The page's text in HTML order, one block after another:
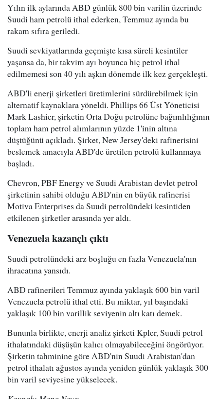
Yılın ilk aylarında ABD günlük 800 bin varilin üzerinde
Suudi ham petrolü ithal ederken, Temmuz ayında bu
rakam sıfıra geriledi.
Suudi sevkiyatlarında geçmişte kısa süreli kesintiler
yaşansa da, bir takvim ayı boyunca hiç petrol ithal
edilmemesi son 40 yılı aşkın dönemde ilk kez gerçekleşti.
ABD'li enerji şirketleri üretimlerini sürdürebilmek için
alternatif kaynaklara yöneldi. Phillips 66 Üst Yöneticisi
Mark Lashier, şirketin Orta Doğu petrolüne bağımlılığının
toplam ham petrol alımlarının yüzde 1'inin altına
düştüğünü açıkladı. Şirket, New Jersey'deki rafinerisini
beslemek amacıyla ABD'de üretilen petrolü kullanmaya
başladı.
Chevron, PBF Energy ve Suudi Arabistan devlet petrol
şirketinin sahibi olduğu ABD'nin en büyük rafinerisi
Motiva Enterprises da Suudi petrolündeki kesintiden
etkilenen şirketler arasında yer aldı.
Venezuela kazançlı çıktı
Suudi petrolündeki arz boşluğu en fazla Venezuela'nın
ihracatına yansıdı.
ABD rafinerileri Temmuz ayında yaklaşık 600 bin varil
Venezuela petrolü ithal etti. Bu miktar, yıl başındaki
yaklaşık 100 bin varillik seviyenin altı katı demek.
Bununla birlikte, enerji analiz şirketi Kpler, Suudi petrol
ithalatındaki düşüşün kalıcı olmayabileceğini öngörüyor.
Şirketin tahminine göre ABD'nin Suudi Arabistan'dan
petrol ithalatı ağustos ayında yeniden günlük yaklaşık 300
bin varil seviyesine yükselecek.